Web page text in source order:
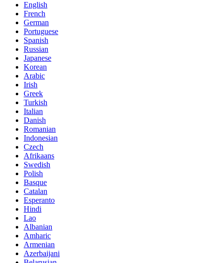
English
French
German
Portuguese
Spanish
Russian
Japanese
Korean
Arabic
Irish
Greek
Turkish
Italian
Danish
Romanian
Indonesian
Czech
Afrikaans
Swedish
Polish
Basque
Catalan
Esperanto
Hindi
Lao
Albanian
Amharic
Armenian
Azerbaijani